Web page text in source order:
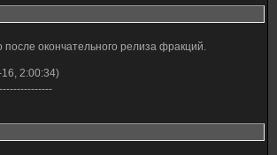
после окончательного релиза фракций.
2:00:34)